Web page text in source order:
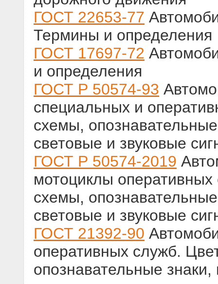
ГОСТ 22653-77
Термины и определения
ГОСТ 17697-72
и определения
ГОСТ Р 50574-93
специальных и
схемы,
световые и звуковые
ГОСТ Р 50574-2019
мотоциклы
схемы,
световые и звуковые
ГОСТ 21392-90
оперативных служб.
опознавательные